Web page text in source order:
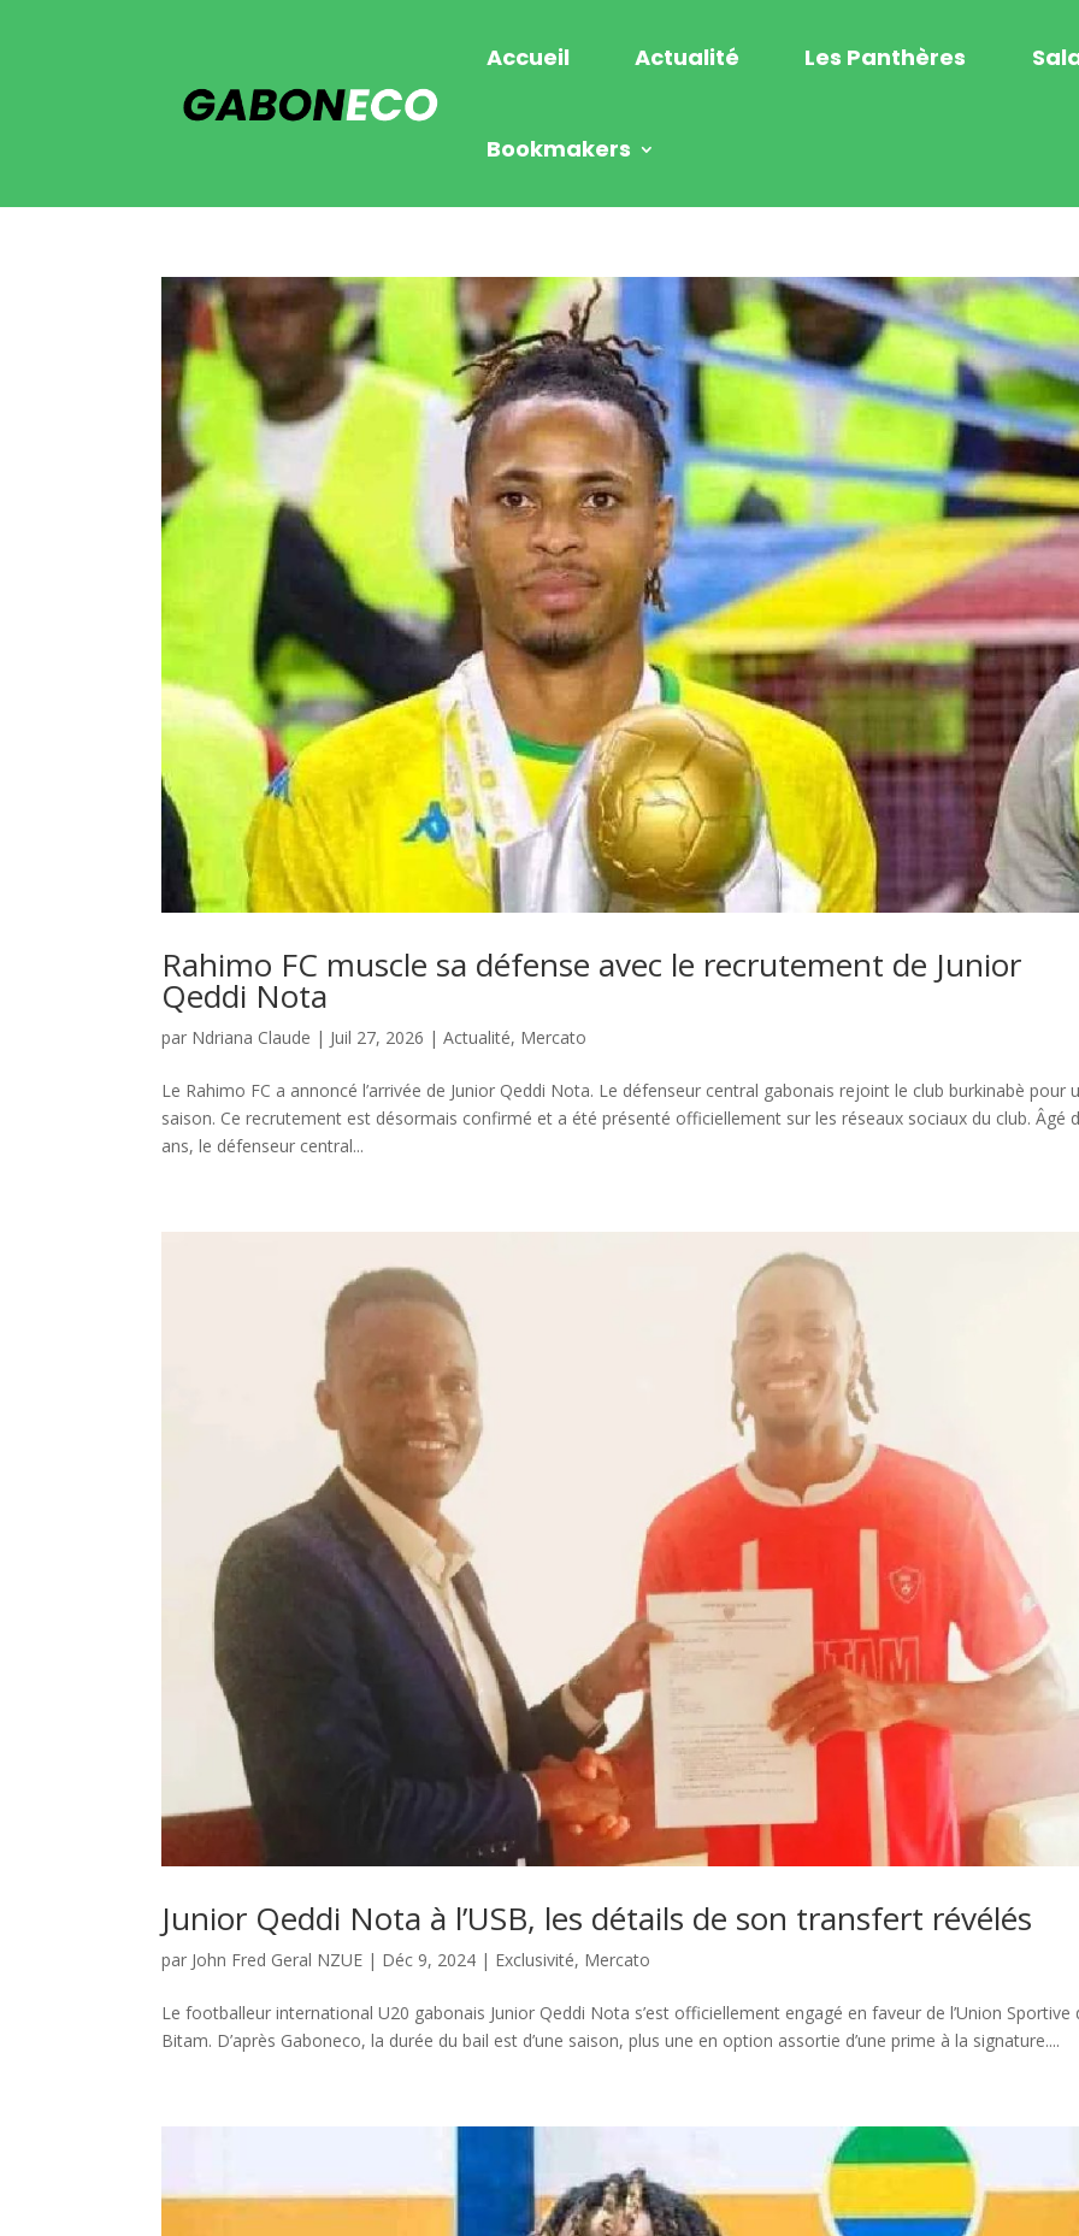
Accueil Actualité Les Panthères
Bookmakers
Rahimo FC muscle sa défense avec le recrutement de Junior
Qeddi Nota
par Ndriana Claude | Juil 27, 2026 |Actualité, Mercato
Le Rahimo FC a annoncé l’arrivée de Junior Qeddi Nota. Le défenseur central gabonais rejoint le club burkinabè pour
saison. Ce recrutement est désormais confirmé et a été présenté officiellement sur les réseaux sociaux du club. Âgé
ans, le défenseur central...
Junior Qeddi Nota à l’USB, les détails de son transfert révélés
par John Fred Geral NZUE | Déc 9, 2024 | Exclusivité, Mercato
Le footballeur international U20 gabonais Junior Qeddi Nota s’est officiellement engagé en faveur de l’Union Sportive
Bitam. D’après Gaboneco, la durée du bail est d’une saison, plus une en option assortie d’une prime à la signature....